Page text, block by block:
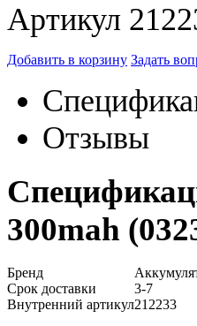
Артикул
Добавить в корзину Задать
Отзывы
300mah
Бренд
Срок доставки
3-7
Внутренний артикул212233